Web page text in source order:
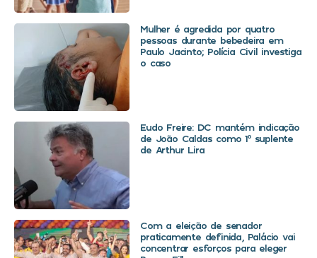
Mulher é agredida por quatro
pessoas durante bebedeira em
Paulo Jacinto; Polícia Civil investiga
o caso
Eudo Freire: DC mantém indicação
de João Caldas como 1º suplente
de Arthur Lira
Com a eleição de senador
praticamente definida, Palácio vai
concentrar esforços para eleger